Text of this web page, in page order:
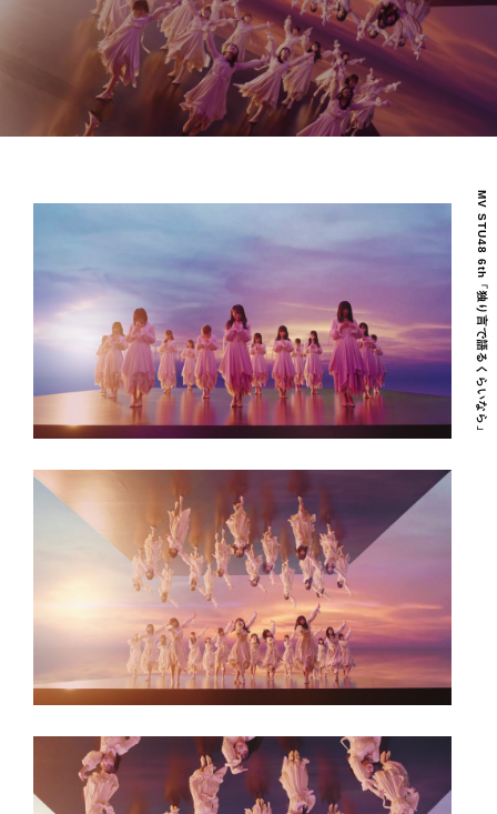
INTERACTIVE VIDEO
REAL ESTATE
OUR VISION
RECRUIT MV STU48 6th「独り言で語るくらいなら」